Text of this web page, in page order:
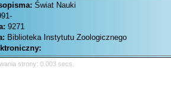
Świat Nauki
9271
Biblioteka Instytutu Zoologicznego
strony: 0.003 secs.